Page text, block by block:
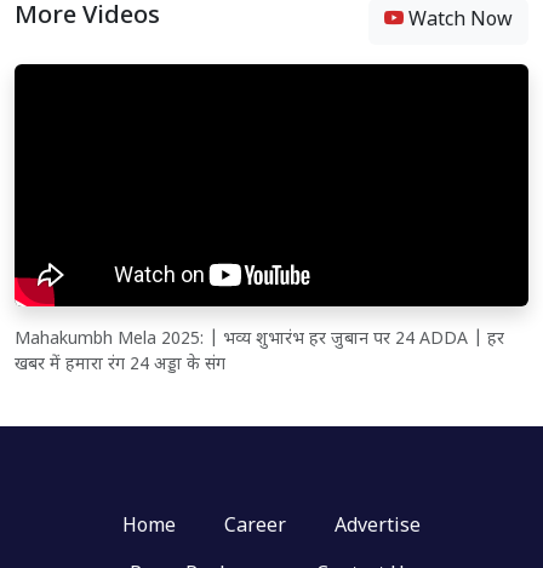
More Videos Watch Now
Mahakumbh Mela 2025: | भव्य शुभारंभ हर जुबान पर 24 ADDA | हर
खबर में हमारा रंग 24 अड्डा के संग
Home Career
Advertise